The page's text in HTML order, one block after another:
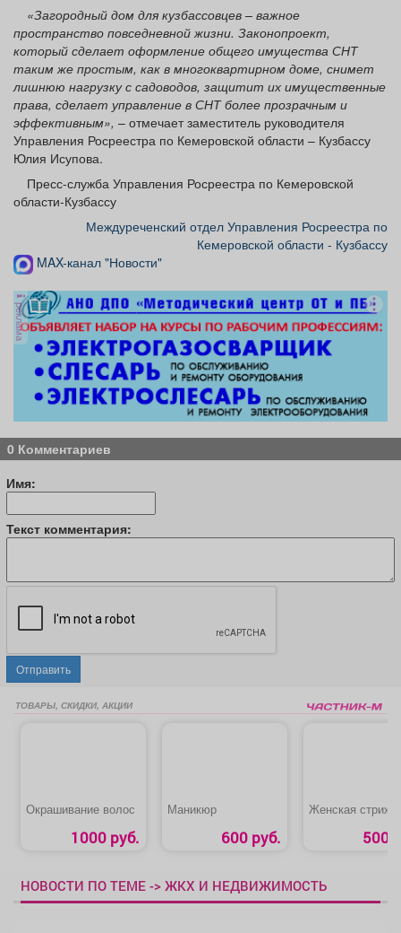
«Загородный дом для кузбассовцев – важное
пространство повседневной жизни. Законопроект,
который сделает оформление общего имущества СНТ
таким же простым, как в многоквартирном доме, снимет
лишнюю нагрузку с садоводов, защитит их имущественные
права, сделает управление в СНТ более прозрачным и
эффективным», – отмечает заместитель руководителя
Управления Росреестра по Кемеровской области – Кузбассу
Юлия Исупова.
Пресс-служба Управления Росреестра по Кемеровской
области-Кузбассу
Междуреченский отдел Управления Росреестра по
Кемеровской области - Кузбассу
MAX-канал "Новости"
реклама
0 Комментариев
Имя:
Текст комментария:
Отправить
ТОВАРЫ, СКИДКИ, АКЦИИ
Окрашивание волос
1000 руб.
Маникюр
600 руб.
Женская
500
НОВОСТИ ПО ТЕМЕ -> ЖКХ И НЕДВИЖИМОСТЬ